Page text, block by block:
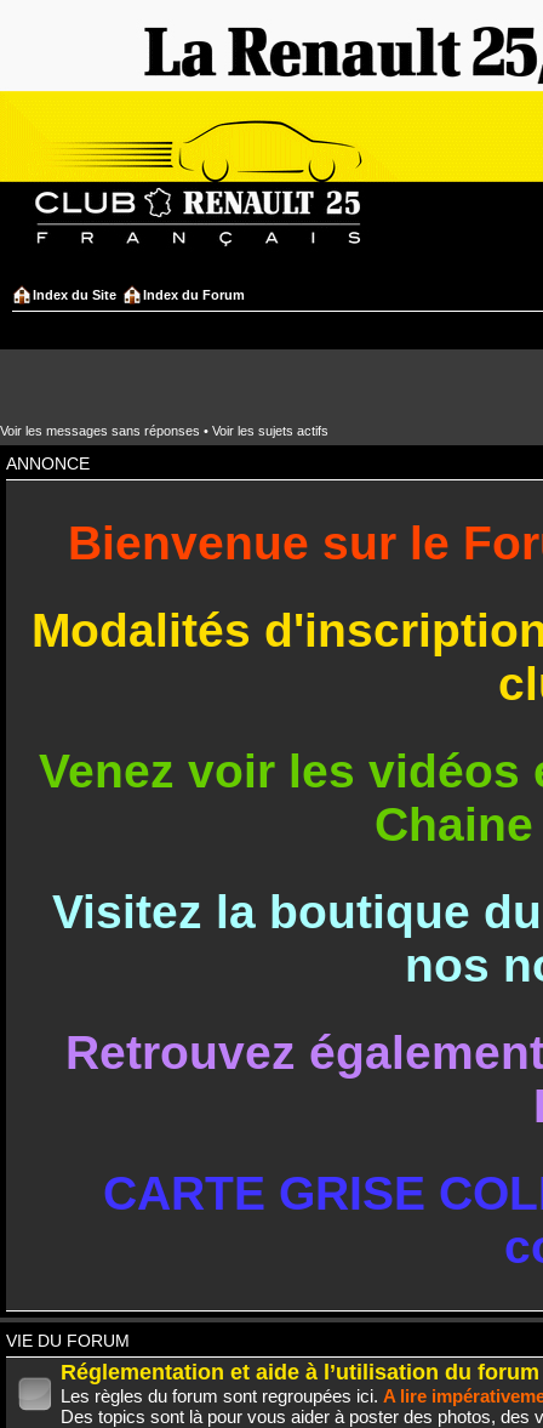
Index du Site Index du Forum
Voir les messages sans réponses • Voir les sujets actifs
ANNONCE
Bienvenue sur le
Modalités
Venez voir les
Visitez la boutique
nos
Retrouvez
CARTE GRISE
VIE DU FORUM
Réglementation et aide à l’utilisation du forum
Les règles du forum sont regroupées ici. A lire
Des topics sont là pour vous aider à poster des photos, des